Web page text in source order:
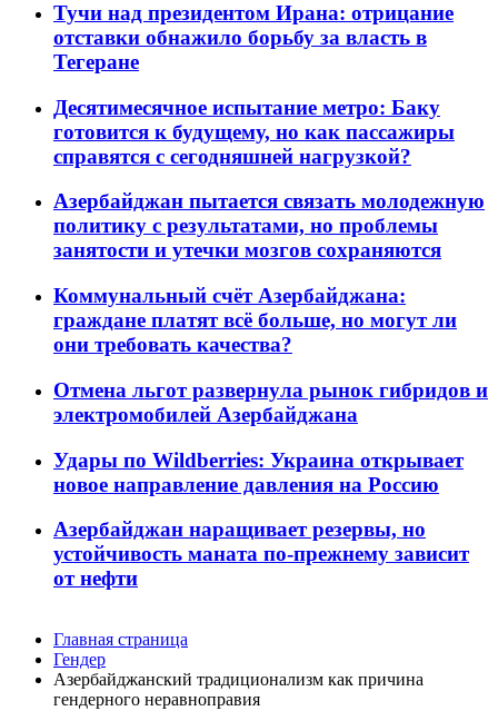
Тучи над президентом Ирана: отрицание
отставки обнажило борьбу за власть в
Тегеране
Десятимесячное испытание метро: Баку
готовится к будущему, но как пассажиры
справятся с сегодняшней нагрузкой?
Азербайджан пытается связать молодежную
политику с результатами, но проблемы
занятости и утечки мозгов сохраняются
Коммунальный счёт Азербайджана:
граждане платят всё больше, но могут ли
они требовать качества?
Отмена льгот развернула рынок гибридов и
электромобилей Азербайджана
Удары по Wildberries: Украина открывает
новое направление давления на Россию
Азербайджан наращивает резервы, но
устойчивость маната по-прежнему зависит
от нефти
Главная страница
Гендер
Азербайджанский традиционализм как причина
гендерного неравноправия